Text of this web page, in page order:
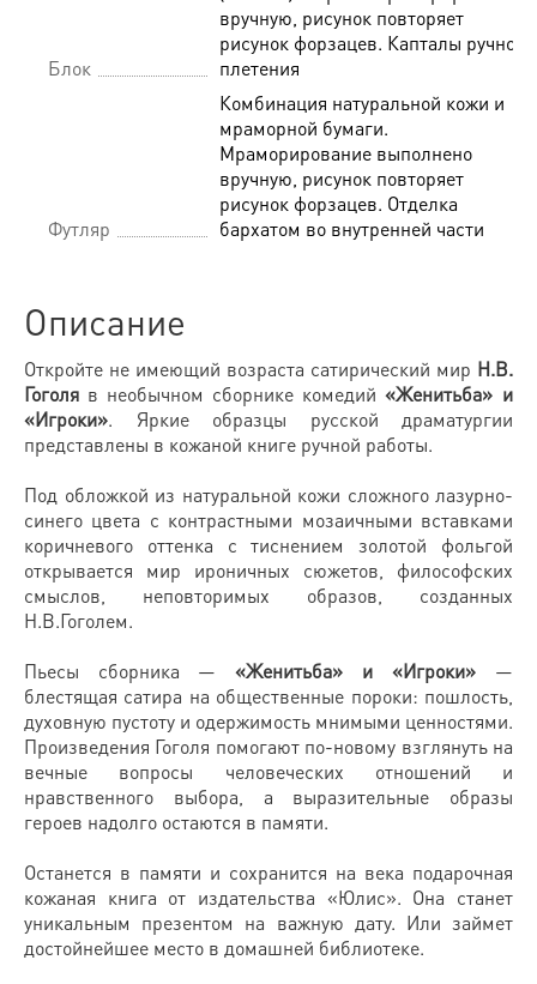
Блок
вручную, рисунок повторяет
рисунок форзацев. Капталы ручного
плетения
Футляр
Комбинация натуральной кожи и
мраморной бумаги.
Мраморирование выполнено
вручную, рисунок повторяет
рисунок форзацев. Отделка
бархатом во внутренней части
Описание
Откройте не имеющий возраста сатирический мир Н.В.
Гоголя в необычном сборнике комедий «Женитьба» и
«Игроки». Яркие образцы русской драматургии
представлены в кожаной книге ручной работы.
Под обложкой из натуральной кожи сложного лазурно-
синего цвета с контрастными мозаичными вставками
коричневого оттенка с тиснением золотой фольгой
открывается мир ироничных сюжетов, философских
смыслов, неповторимых образов, созданных
Н.В.Гоголем.
Пьесы сборника — «Женитьба» и «Игроки» —
блестящая сатира на общественные пороки: пошлость,
духовную пустоту и одержимость мнимыми ценностями.
Произведения Гоголя помогают по-новому взглянуть на
вечные вопросы человеческих отношений и
нравственного выбора, а выразительные образы
героев надолго остаются в памяти.
Останется в памяти и сохранится на века подарочная
кожаная книга от издательства «Юлис». Она станет
уникальным презентом на важную дату. Или займет
достойнейшее место в домашней библиотеке.